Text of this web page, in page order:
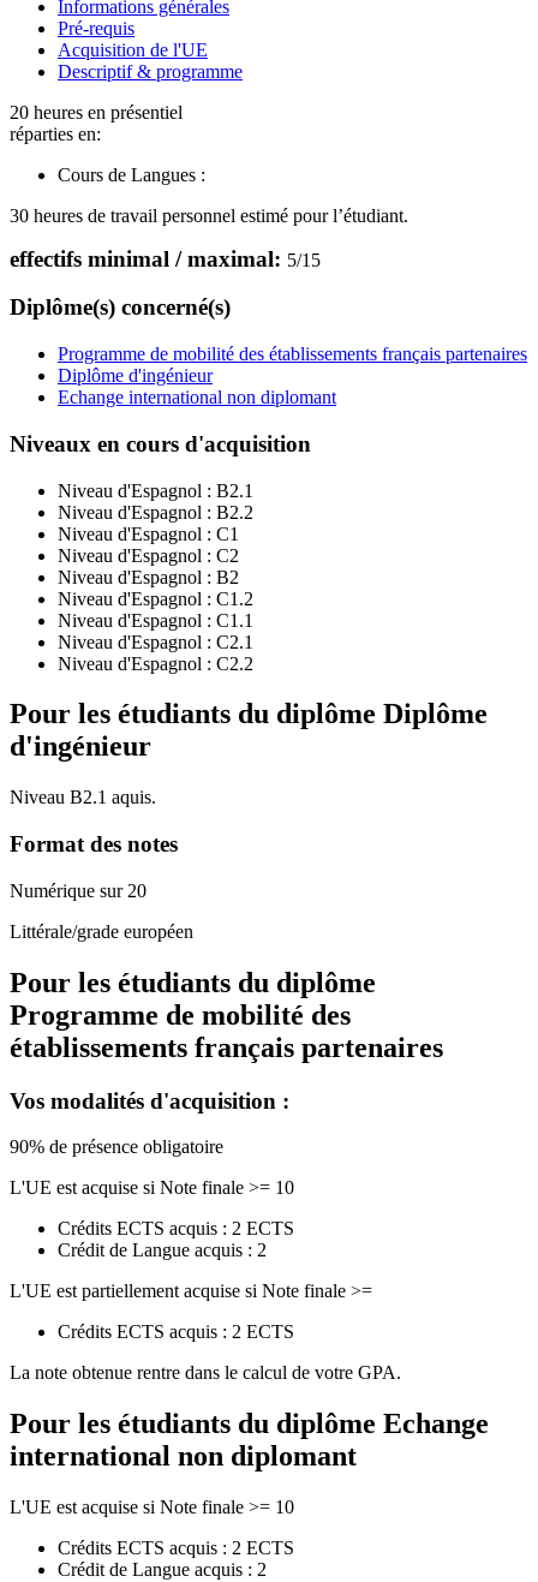
Informations générales
Pré-requis
Acquisition de l'UE
Descriptif & programme
20 heures en présentiel
réparties en:
Cours de Langues :
30 heures de travail personnel estimé pour l’étudiant.
effectifs minimal / maximal: 5/15
Diplôme(s) concerné(s)
Programme de mobilité des établissements français partenaires
Diplôme d'ingénieur
Echange international non diplomant
Niveaux en cours d'acquisition
Niveau d'Espagnol : B2.1
Niveau d'Espagnol : B2.2
Niveau d'Espagnol : C1
Niveau d'Espagnol : C2
Niveau d'Espagnol : B2
Niveau d'Espagnol : C1.2
Niveau d'Espagnol : C1.1
Niveau d'Espagnol : C2.1
Niveau d'Espagnol : C2.2
Pour les étudiants du diplôme Diplôme
d'ingénieur
Niveau B2.1 aquis.
Format des notes
Numérique sur 20
Littérale/grade européen
Pour les étudiants du diplôme
Programme de mobilité des
établissements français partenaires
Vos modalités d'acquisition :
90% de présence obligatoire
L'UE est acquise si Note finale >= 10
Crédits ECTS acquis : 2 ECTS
Crédit de Langue acquis : 2
L'UE est partiellement acquise si Note finale >=
Crédits ECTS acquis : 2 ECTS
La note obtenue rentre dans le calcul de votre GPA.
Pour les étudiants du diplôme Echange
international non diplomant
L'UE est acquise si Note finale >= 10
Crédits ECTS acquis : 2 ECTS
Crédit de Langue acquis : 2